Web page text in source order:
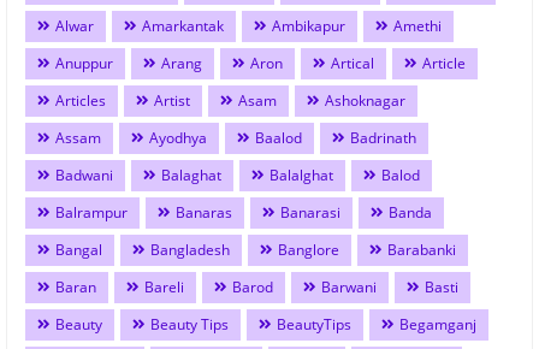
Alwar
Amarkantak Ambikapur
Amethi
Anuppur
Arang Aron Artical
Article
Articles
Artist Asam
Ashoknagar
Assam
Ayodhya Baalod
Badrinath
Badwani
Balaghat Balalghat
Balod
Balrampur
Banaras Banarasi
Banda
Bangal
Bangladesh Banglore
Barabanki
Baran
Bareli Barod Barwani
Basti
Beauty
Beauty Tips BeautyTips
Begamganj